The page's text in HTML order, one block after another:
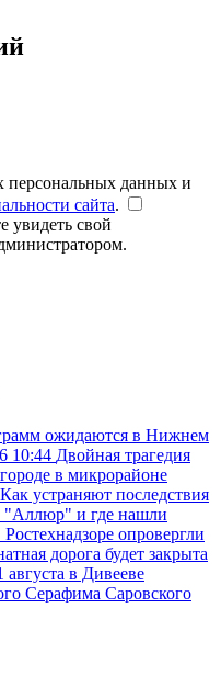
персональных данных и
сайта.
свой
ожидаются в Нижнем
10:44 Двойная трагедия
в микрорайоне
Как устраняют последствия
"Аллюр" и где нашли
опровергли
дорога будет закрыта
августа в Дивееве
Серафима Саровского